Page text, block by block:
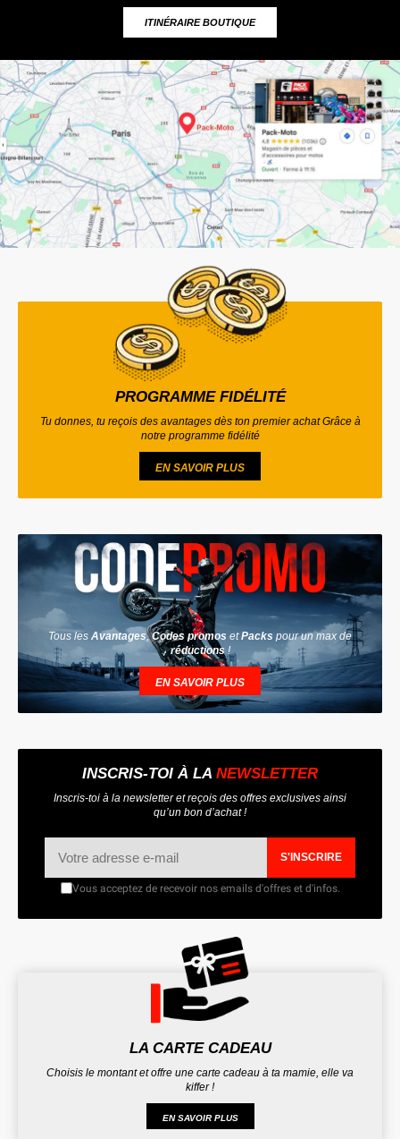
ITINÉRAIRE BOUTIQUE
PROGRAMME FIDÉLITÉ
Tu donnes, tu reçois des avantages dès ton premier achat Grâce à
notre programme fidélité
EN SAVOIR PLUS
Tous les Avantages,Codes promos etPacks pour un max de
réductions !
EN SAVOIR PLUS
INSCRIS-TOI À LA NEWSLETTER
Inscris-toi à la newsletter et reçois des offres exclusives ainsi
qu’un bon d’achat !
S'INSCRIRE
Vous acceptez de recevoir nos emails d'offres et d'infos.
LA CARTE CADEAU
Choisis le montant et offre une carte cadeau à ta mamie, elle va
kiffer !
EN SAVOIR PLUS